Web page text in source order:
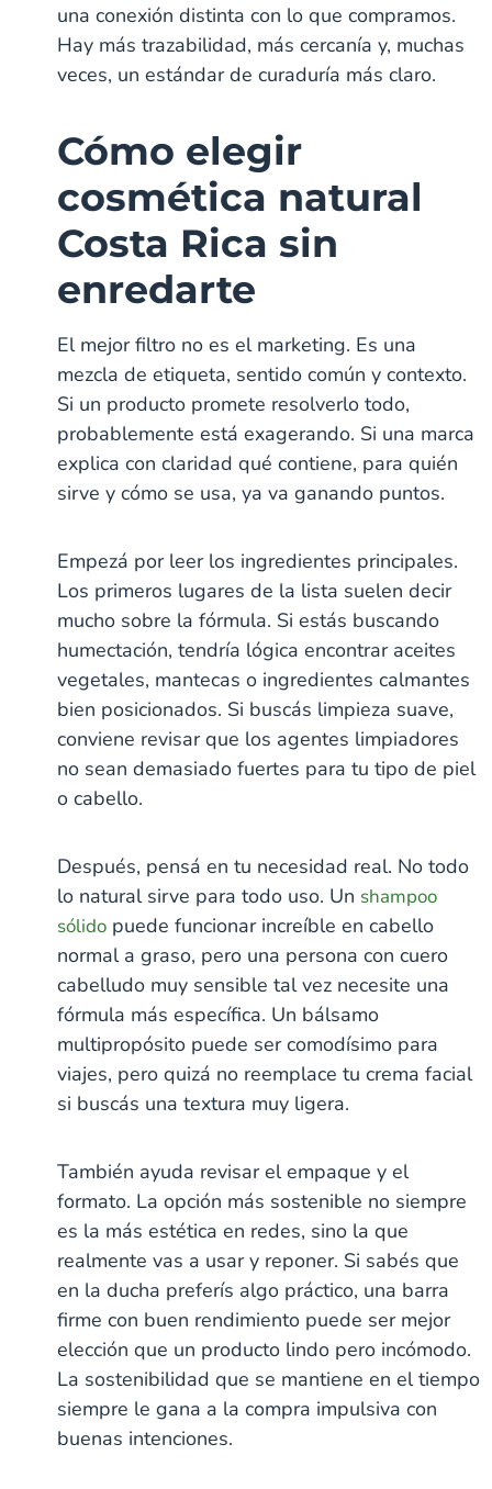
una conexión distinta con lo que compramos.
Hay más trazabilidad, más cercanía y, muchas
veces, un estándar de curaduría más claro.
Cómo elegir
cosmética natural
Costa Rica sin
enredarte
El mejor filtro no es el marketing. Es una
mezcla de etiqueta, sentido común y contexto.
Si un producto promete resolverlo todo,
probablemente está exagerando. Si una marca
explica con claridad qué contiene, para quién
sirve y cómo se usa, ya va ganando puntos.
Empezá por leer los ingredientes principales.
Los primeros lugares de la lista suelen decir
mucho sobre la fórmula. Si estás buscando
humectación, tendría lógica encontrar aceites
vegetales, mantecas o ingredientes calmantes
bien posicionados. Si buscás limpieza suave,
conviene revisar que los agentes limpiadores
no sean demasiado fuertes para tu tipo de piel
o cabello.
Después, pensá en tu necesidad real. No todo
lo natural sirve para todo uso. Un shampoo
sólido puede funcionar increíble en cabello
normal a graso, pero una persona con cuero
cabelludo muy sensible tal vez necesite una
fórmula más específica. Un bálsamo
multipropósito puede ser comodísimo para
viajes, pero quizá no reemplace tu crema facial
si buscás una textura muy ligera.
También ayuda revisar el empaque y el
formato. La opción más sostenible no siempre
es la más estética en redes, sino la que
realmente vas a usar y reponer. Si sabés que
en la ducha preferís algo práctico, una barra
firme con buen rendimiento puede ser mejor
elección que un producto lindo pero incómodo.
La sostenibilidad que se mantiene en el tiempo
siempre le gana a la compra impulsiva con
buenas intenciones.